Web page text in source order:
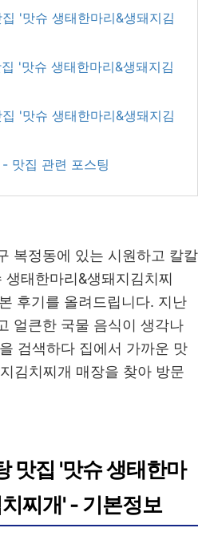
'맛슈 생태한마리&생돼지김
'맛슈 생태한마리&생돼지김
'맛슈 생태한마리&생돼지김
맛집 관련 포스팅
복정동에 있는 시원하고 칼칼
태한마리&생돼지김치찌
후기를 올려드립니다. 지난
얼큰한 국물 음식이 생각나
검색하다 집에서 가까운 맛
김치찌개 매장을 찾아 방문
맛집 '맛슈 생태한마
찌개' - 기본정보